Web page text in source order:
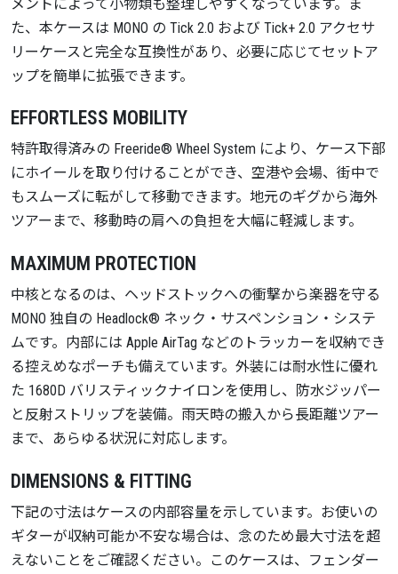
メントによって小物類も整理しやすくなっています。ま
た、本ケースは MONO の Tick 2.0 および Tick+ 2.0 アクセサ
リーケースと完全な互換性があり、必要に応じてセットア
ップを簡単に拡張できます。
EFFORTLESS MOBILITY
特許取得済みの Freeride® Wheel System により、ケース下部
にホイールを取り付けることができ、空港や会場、街中で
もスムーズに転がして移動できます。地元のギグから海外
ツアーまで、移動時の肩への負担を大幅に軽減します。
MAXIMUM PROTECTION
中核となるのは、ヘッドストックへの衝撃から楽器を守る
MONO 独自の Headlock® ネック・サスペンション・システ
ムです。内部には Apple AirTag などのトラッカーを収納でき
る控えめなポーチも備えています。外装には耐水性に優れ
た 1680D バリスティックナイロンを使用し、防水ジッパー
と反射ストリップを装備。雨天時の搬入から長距離ツアー
まで、あらゆる状況に対応します。
DIMENSIONS & FITTING
下記の寸法はケースの内部容量を示しています。お使いの
ギターが収納可能か不安な場合は、念のため最大寸法を超
えないことをご確認ください。このケースは、フェンダー